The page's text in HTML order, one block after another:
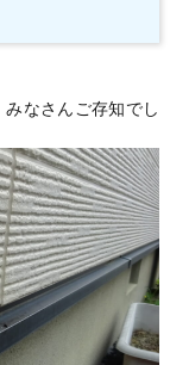
みなさんご存知でし